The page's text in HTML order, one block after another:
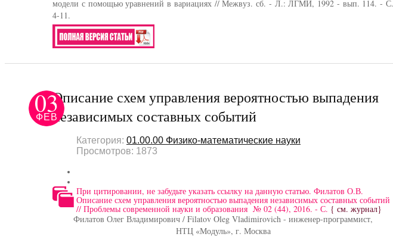
модели с помощью уравнений в вариациях // Межвуз. сб. - Л.: ЛГМИ, 1992 - вып. 114. - С.
4-11.
Описание схем управления вероятностью выпадения
независимых составных событий
Категория: 01.00.00 Физико-математические науки
03
ФЕВ
Просмотров: 1873
При цитировании, не забудьте указать ссылку на данную статью. Филатов О.В.
Описание схем управления вероятностью выпадения независимых составных событий
// Проблемы современной науки и образования № 02 (44), 2016. - С. { см. журнал}
Филатов Олег Владимирович / Filatov Oleg Vladimirovich - инженер-программист,
НТЦ «Модуль», г. Москва